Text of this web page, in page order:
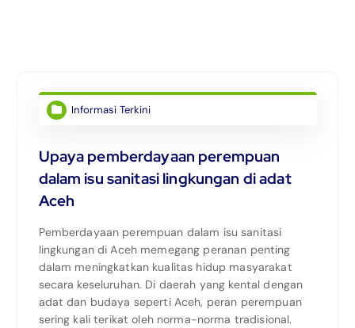
Informasi Terkini
Upaya pemberdayaan perempuan
dalam isu sanitasi lingkungan di adat
Aceh
Pemberdayaan perempuan dalam isu sanitasi
lingkungan di Aceh memegang peranan penting
dalam meningkatkan kualitas hidup masyarakat
secara keseluruhan. Di daerah yang kental dengan
adat dan budaya seperti Aceh, peran perempuan
sering kali terikat oleh norma-norma tradisional.